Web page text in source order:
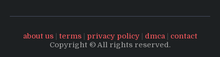
about us| terms| privacy policy| dmca| contact
Copyright © All rights reserved.